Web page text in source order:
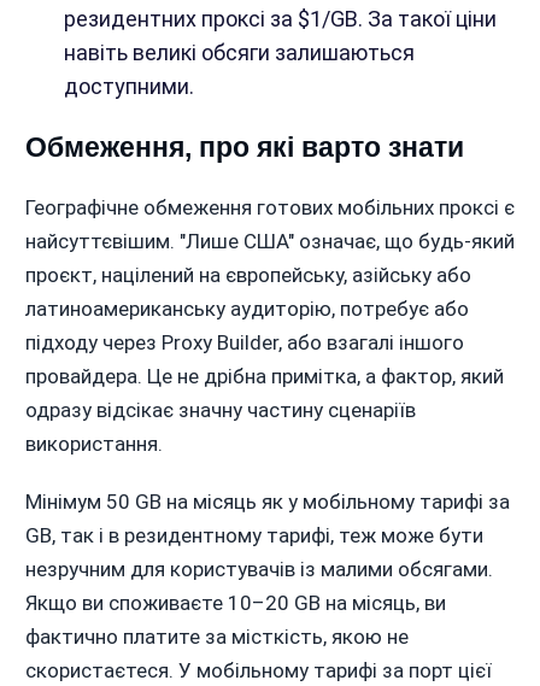
резидентних проксі за $1/GB. За такої ціни
навіть великі обсяги залишаються
доступними.
Обмеження, про які варто знати
Географічне обмеження готових мобільних проксі є
найсуттєвішим. "Лише США" означає, що будь-який
проєкт, націлений на європейську, азійську або
латиноамериканську аудиторію, потребує або
підходу через Proxy Builder, або взагалі іншого
провайдера. Це не дрібна примітка, а фактор, який
одразу відсікає значну частину сценаріїв
використання.
Мінімум 50 GB на місяць як у мобільному тарифі за
GB, так і в резидентному тарифі, теж може бути
незручним для користувачів із малими обсягами.
Якщо ви споживаєте 10–20 GB на місяць, ви
фактично платите за місткість, якою не
скористаєтеся. У мобільному тарифі за порт цієї